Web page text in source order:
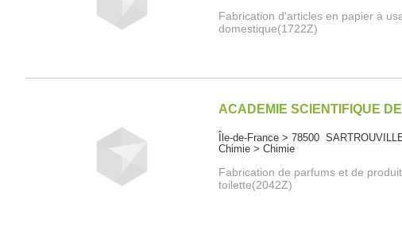
Fabrication d'articles en papier à
domestique(1722Z)
ACADEMIE SCIENTIFIQUE
Île-de-France > 78500
Chimie > Chimie
Fabrication de parfums et de
toilette(2042Z)